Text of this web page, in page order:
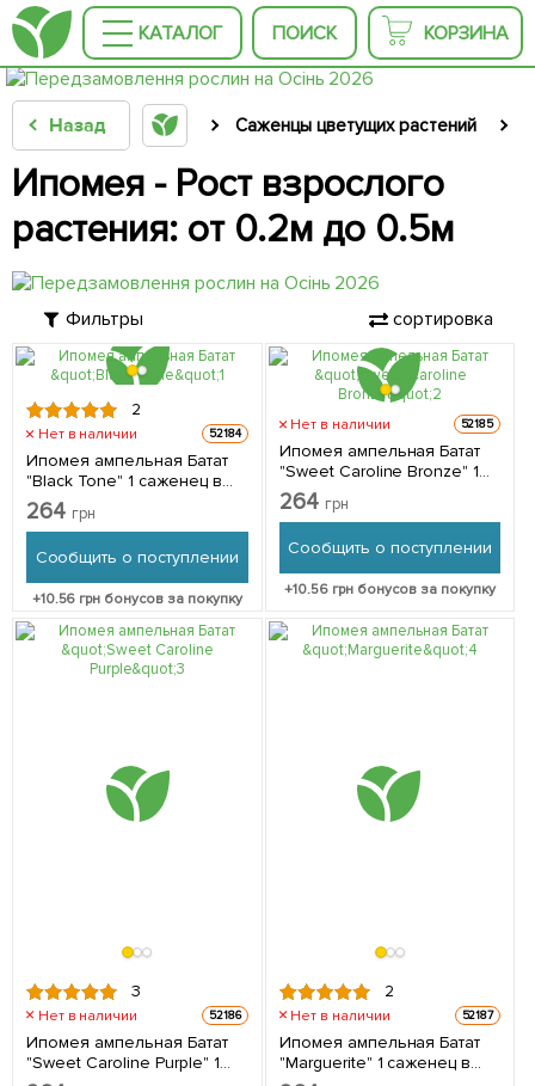
КАТАЛОГ ПОИСК КОРЗИНА
Назад Саженцы цветущих растений
Ипомея - Рост взрослого
растения: от 0.2м до 0.5м
Фильтры сортировка
2
Нет в наличии 52184
Ипомея ампельная Батат
"Black Tone" 1 саженец в
упаковке
264 грн
Сообщить о поступлении
+10.56 грн бонусов за покупку
Нет в наличии 52185
Ипомея ампельная Батат
"Sweet Caroline Bronze" 1
саженец в упаковке
264 грн
Сообщить о поступлении
+10.56 грн бонусов за покупку
3
Нет в наличии 52186
Ипомея ампельная Батат
"Sweet Caroline Purple" 1
2
Нет в наличии 52187
Ипомея ампельная Батат
"Marguerite" 1 саженец в